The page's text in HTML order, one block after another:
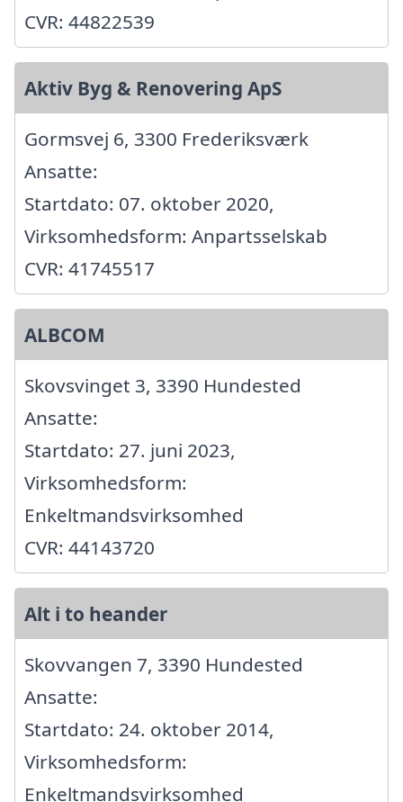
CVR: 44822539
Aktiv Byg & Renovering ApS
Gormsvej 6, 3300 Frederiksværk
Ansatte:
Startdato: 07. oktober 2020,
Virksomhedsform: Anpartsselskab
CVR: 41745517
ALBCOM
Skovsvinget 3, 3390 Hundested
Ansatte:
Startdato: 27. juni 2023,
Virksomhedsform:
Enkeltmandsvirksomhed
CVR: 44143720
Alt i to heander
Skovvangen 7, 3390 Hundested
Ansatte:
Startdato: 24. oktober 2014,
Virksomhedsform:
Enkeltmandsvirksomhed